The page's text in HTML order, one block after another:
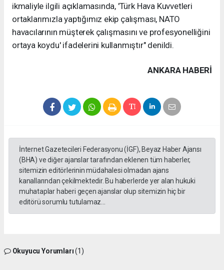
ikmaliyle ilgili açıklamasında, 'Türk Hava Kuvvetleri
ortaklarımızla yaptığımız ekip çalışması, NATO
havacılarının müşterek çalışmasını ve profesyonelliğini
ortaya koydu' ifadelerini kullanmıştır" denildi.
ANKARA HABERİ
İnternet Gazetecileri Federasyonu (İGF), Beyaz Haber Ajansı
(BHA) ve diğer ajanslar tarafından eklenen tüm haberler,
sitemizin editörlerinin müdahalesi olmadan ajans
kanallarından çekilmektedir. Bu haberlerde yer alan hukuki
muhataplar haberi geçen ajanslar olup sitemizin hiç bir
editörü sorumlu tutulamaz...
Okuyucu Yorumları(1)